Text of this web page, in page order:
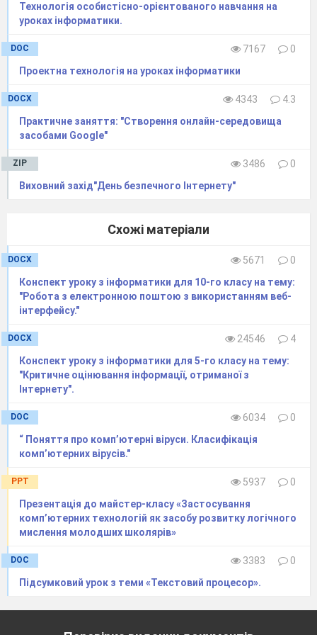
здійснюємо пошук серед усього цього
розмаїття. Інтернет є дуже широким джерелом
інформації, іншими словами, інформаційним
простором, у якому, як і в реальному житті, є
позитивні та негативні сторони.
Правилами дорожнього руху, Правилами
безпеки, і ми спокійно реагуємо на них і
виконуємо, бо знаємо, що це життєво
дорослі знають і дотримуються правил, щоб
працювати безпечно, щоб ніщо не загрожувало
не тільки їх життю, але і моральній та духовній
рівновазі.
А чи існують правила, яких ми маємо
дотримуватись працюючи в Інтернет? Що нам
потрібно знати і чого дотримуватися, щоб
На сьогодні в Україні проблема безпеки
дітей в Інтернеті постала особливо гостро.
Аудиторія користувачів всесвітньої мережі
дедалі розширюється, і її переважну частину
становлять діти та підлітки, які не
усвідомлюють повністю загроз, що можуть
чекати у віртуальному просторі.
Саме тому сьогоднішнє наше заняття ми
присвятимо темі «Безпечний Інтернет».
Спробуємо дослідити
позитивні і негативні
наслідки Інтернету, сформулювати та засвоїти
Як ви вже зрозуміли, в грі приймають
Технологія особистісно-орієнтованого навчання на
уроках інформатики.
DOC 7167
0
Проектна технологія на уроках інформатики
DOCX 4343
4.3
Практичне заняття: "Створення онлайн-середовища
засобами Google"
ZIP 3486
0
Виховний захід"День безпечного Інтернету"
Схожі матеріали
DOCX 5671
0
Конспект уроку з інформатики для 10-го класу на тему:
"Робота з електронною поштою з використанням веб-
інтерфейсу."
DOCX 24546
4
Конспект уроку з інформатики для 5-го класу на тему:
"Критичне оцінювання інформації, отриманої з
Інтернету".
DOC 6034
0
“ Поняття про комп’ютерні віруси. Класифікація
комп’ютерних вірусів."
PPT 5937
0
Презентація до майстер-класу «Застосування
комп’ютерних технологій як засобу розвитку логічного
мислення молодших школярів»
DOC 3383
0
Підсумковий урок з теми «Текстовий процесор».